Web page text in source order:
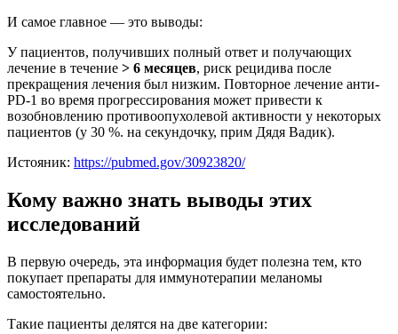
И самое главное — это выводы:
У пациентов, получивших полный ответ и получающих
лечение в течение > 6 месяцев, риск рецидива после
прекращения лечения был низким. Повторное лечение анти-
PD-1 во время прогрессирования может привести к
возобновлению противоопухолевой активности у некоторых
пациентов (у 30 %. на секундочку, прим Дядя Вадик).
Истояник: https://pubmed.gov/30923820/
Кому важно знать выводы этих
исследований
В первую очередь, эта информация будет полезна тем, кто
покупает препараты для иммунотерапии меланомы
самостоятельно.
Такие пациенты делятся на две категории: